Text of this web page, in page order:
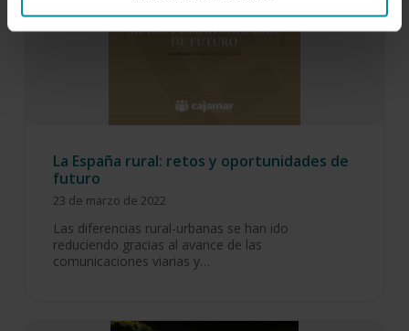
La España rural: retos y oportunidades de
futuro
23 de marzo de 2022
Las diferencias rural-urbanas se han ido
reduciendo gracias al avance de las
comunicaciones viarias y…